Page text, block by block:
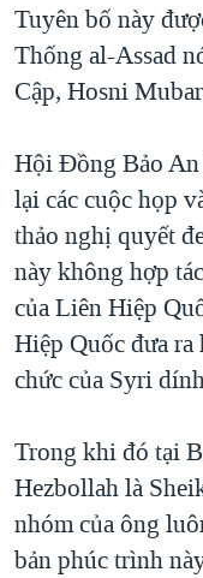
CÁC GIÁ TRỊ
THƯỢNG ĐỈNH
TRỊNH VĨNH BÌNH
BÊN KIA QUỐC
QUAN HỆ VIỆT MỸ
Tuyên bố này
Thống al-Assad
Cập, Hosni
Hội Đồng Bảo
lại các cuộc họp
thảo nghị quyết
này không hợp
của Liên Hiệp
Hiệp Quốc đưa
chức của Syri
Trong khi đó tại
Hezbollah là
nhóm của ông
bản phúc trình